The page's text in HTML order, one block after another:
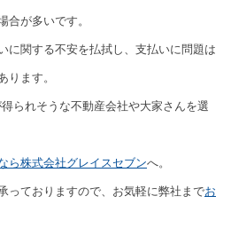
合が多いです。
に関する不安を払拭し、支払いに問題は
ります。
られそうな不動産会社や大家さんを選
ら株式会社グレイスセブンへ。
っておりますので、お気軽に弊社までお